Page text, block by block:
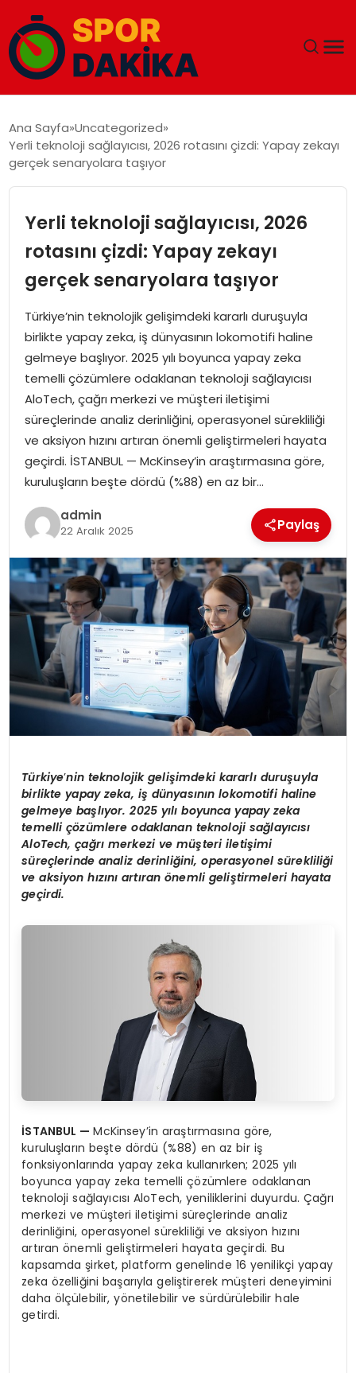
GÜNDEM
EKONOMI
MAGAZIN
SAĞLIK
SIYASET
SPOR
TEKNOLOJI
YAŞAM
Ana Sayfa Uncategorized
Yerli teknoloji sağlayıcısı, 2026 rotasını çizdi: Yapay zekayı
gerçek senaryolara taşıyor
Yerli teknoloji sağlayıcısı, 2026
rotasını çizdi: Yapay zekayı
gerçek senaryolara taşıyor
Türkiye’nin teknolojik gelişimdeki kararlı duruşuyla
birlikte yapay zeka, iş dünyasının lokomotifi haline
gelmeye başlıyor. 2025 yılı boyunca yapay zeka
temelli çözümlere odaklanan teknoloji sağlayıcısı
AloTech, çağrı merkezi ve müşteri iletişimi
süreçlerinde analiz derinliğini, operasyonel sürekliliği
ve aksiyon hızını artıran önemli geliştirmeleri hayata
geçirdi. İSTANBUL — McKinsey’in araştırmasına göre,
kuruluşların beşte dördü (%88) en az bir…
admin
22 Aralık 2025 Paylaş
Türkiye’nin teknolojik gelişimdeki kararlı duruşuyla
birlikte yapay zeka, iş dünyasının lokomotifi haline
gelmeye başlıyor. 2025 yılı boyunca yapay zeka
temelli çözümlere odaklanan teknoloji sağlayıcısı
AloTech, çağrı merkezi ve müşteri iletişimi
süreçlerinde analiz derinliğini, operasyonel sürekliliği
ve aksiyon hızını artıranönemli geliştirmeleri hayata
geçirdi.
İSTANBUL —McKinsey’in araştırmasına göre,
kuruluşların beşte dördü (%88) en az bir iş
fonksiyonlarında yapay zeka kullanırken; 2025 yılı
boyunca yapay zeka temelli çözümlere odaklanan
teknoloji sağlayıcısı AloTech, yeniliklerini duyurdu. Çağrı
merkezi ve müşteri iletişimi süreçlerinde analiz
derinliğini, operasyonel sürekliliği ve aksiyon hızını
artıran önemli geliştirmeleri hayata geçirdi. Bu
kapsamda şirket, platform genelinde 16 yenilikçi yapay
zeka özelliğini başarıyla geliştirerek müşteri deneyimini
daha ölçülebilir, yönetilebilir ve sürdürülebilir hale
getirdi.